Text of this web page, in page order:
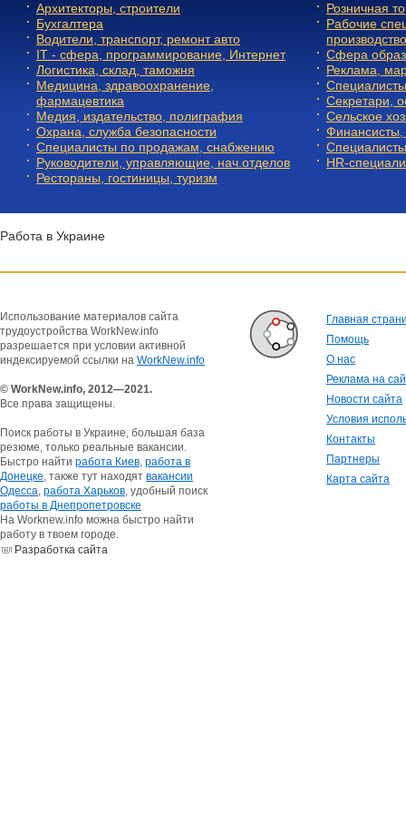
Архитекторы, строители
Бухгалтера
Водители, транспорт, ремонт авто
IT - сфера, программирование, Интернет
Логистика, склад, таможня
Медицина, здравоохранение,
фармацевтика
Медия, издательство, полиграфия
Охрана, служба безопасности
Специалисты по продажам, снабжению
Руководители, управляющие, нач.отделов
Рестораны, гостиницы, туризм
Розничная
Рабочие
производство
Сфера
Реклама,
Секретари,
Сельское
Финансисты,
HR-
Работа в Украине
Использование материалов сайта
трудоустройства WorkNew.info
разрешается при условии активной
индексируемой ссылки на WorkNew.info
© WorkNew.info, 2012—2021.
Все права защищены.
Поиск работы в Украине, большая база
резюме, только реальные вакансии.
Быстро найти работа Киев, работа в
Донецке, также тут находят вакансии
Одесса, работа Харьков, удобный поиск
работы в Днепропетровске
На Worknew.info можна быстро найти
работу в твоем городе.
Главная
Помощь
О нас
Реклама на
Новости сайта
Условия
Контакты
Партнеры
Карта сайта
Разработка сайта